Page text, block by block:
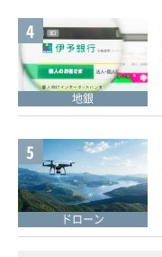
4
地銀
5
ドローン